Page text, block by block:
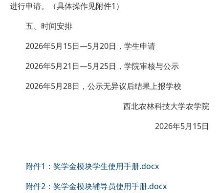
进行申请。（具体操作见附件1）
五、时间安排
2026年5月15日—5月20日，学生申请
2026年5月21日—5月25日，学院审核与公示
2026年5月28日，公示无异议后结果上报学校
西北农林科技大学农学院
2026年5月15日
附件1：奖学金模块学生使用手册.docx
附件2：奖学金模块辅导员使用手册.docx